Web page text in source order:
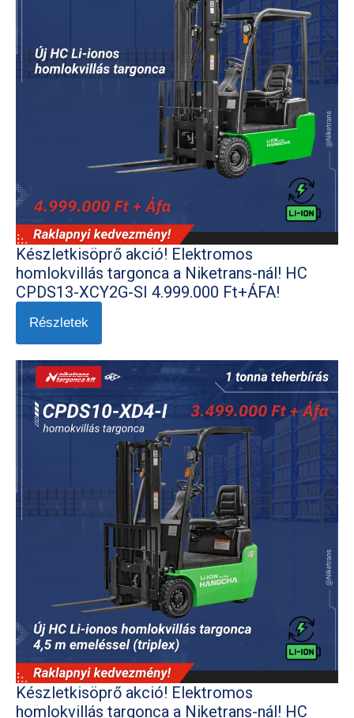
Készletkisöprő akció! Elektromos
homlokvillás targonca a Niketrans-nál! HC
CPDS13-XCY2G-SI 4.999.000 Ft+ÁFA!
Részletek
Készletkisöprő akció! Elektromos
homlokvillás targonca a Niketrans-nál! HC